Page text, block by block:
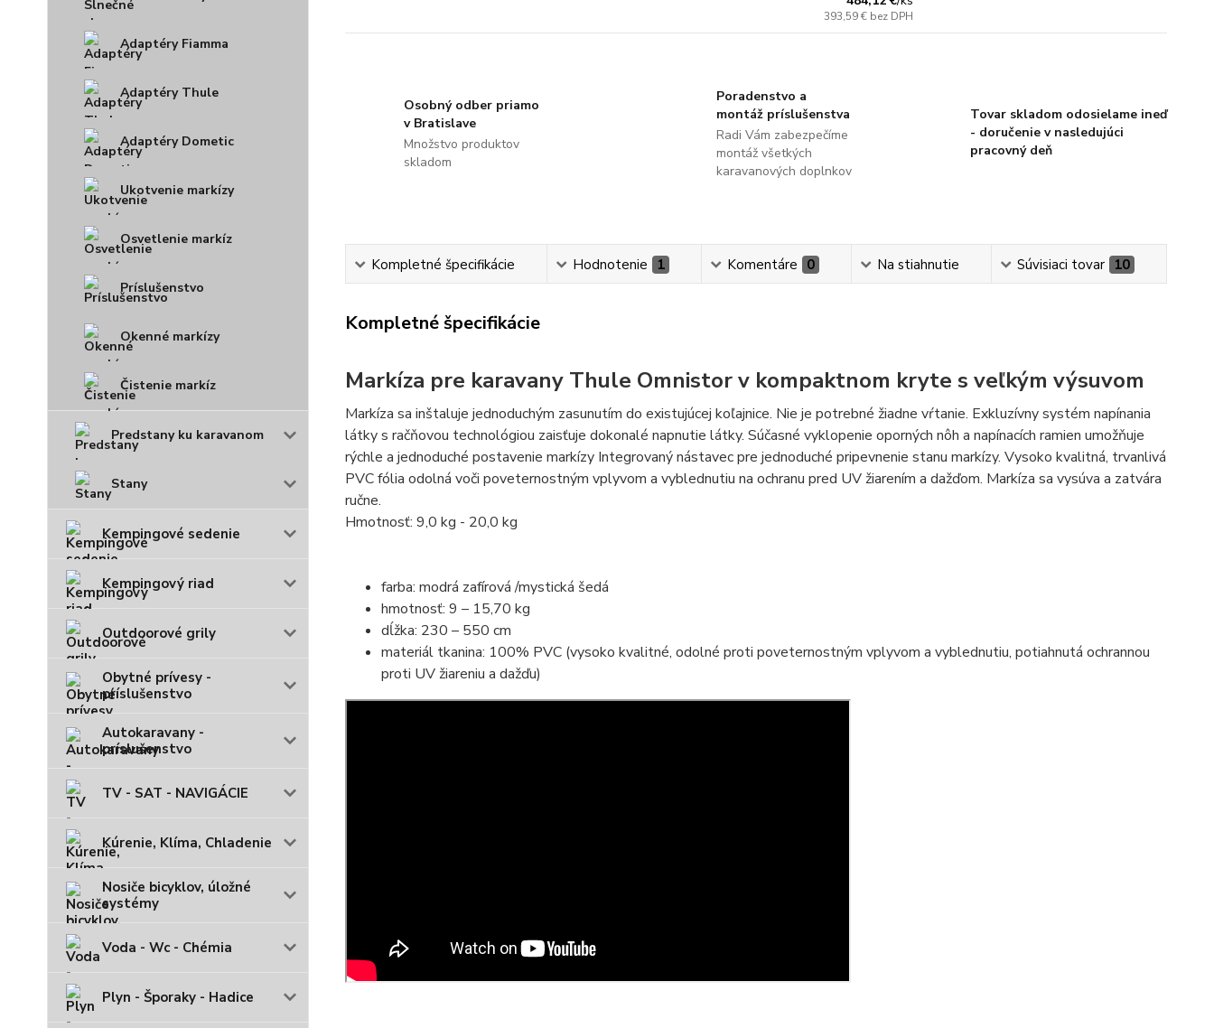
Adaptéry Fiamma
Adaptéry Thule
Adaptéry Dometic
Ukotvenie markízy
Osvetlenie markíz
Príslušenstvo
Okenné markízy
Čistenie markíz
Predstany ku karavanom
Stany
Kempingové sedenie
Kempingový riad
Outdoorové grily
Obytné prívesy -
príslušenstvo
Autokaravany -
príslušenstvo
TV - SAT - NAVIGÁCIE
Kúrenie, Klíma, Chladenie
Nosiče bicyklov, úložné
systémy
Voda - Wc - Chémia
Plyn - Šporaky - Hadice
393,59 € bez DPH
Osobný odber priamo
v Bratislave
Množstvo produktov
skladom
Poradenstvo a
montáž príslušenstva
Radi Vám zabezpečíme
montáž všetkých
karavanových doplnkov
Tovar skladom odosielame ineď
- doručenie v nasledujúci
pracovný deň
Kompletné špecifikácie Hodnotenie 1 Komentáre 0 Na stiahnutie Súvisiaci tovar 10
Kompletné špecifikácie
Markíza pre karavany Thule Omnistor v kompaktnom kryte s veľkým výsuvom
Markíza sa inštaluje jednoduchým zasunutím do existujúcej koľajnice. Nie je potrebné žiadne vŕtanie. Exkluzívny systém napínania
látky s račňovou technológiou zaisťuje dokonalé napnutie látky. Súčasné vyklopenie oporných nôh a napínacích ramien umožňuje
rýchle a jednoduché postavenie markízy Integrovaný nástavec pre jednoduché pripevnenie stanu markízy. Vysoko kvalitná, trvanlivá
PVC fólia odolná voči poveternostným vplyvom a vyblednutiu na ochranu pred UV žiarením a dažďom. Markíza sa vysúva a zatvára
ručne.
Hmotnosť: 9,0 kg - 20,0 kg
farba: modrá zafírová /mystická šedá
hmotnosť: 9 – 15,70 kg
dĺžka: 230 – 550 cm
materiál tkanina: 100% PVC (vysoko kvalitné, odolné proti poveternostným vplyvom a vyblednutiu, potiahnutá ochrannou
proti UV žiareniu a dažďu)